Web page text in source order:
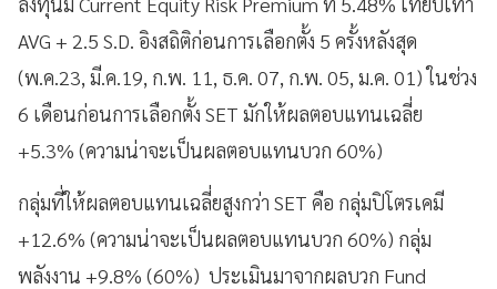
AVG + 2.5 S.D. อิงสถิติก่อนการเลือกตั้ง 5 ครั้งหลังสุด
(พ.ค.23, มี.ค.19, ก.พ. 11, ธ.ค. 07, ก.พ. 05, ม.ค. 01) ในช่วง
6 เดือนก่อนการเลือกตั้ง SET มักให้ผลตอบแทนเฉลี่ย
+5.3% (ความน่าจะเป็นผลตอบแทนบวก 60%)
กลุ่มที่ให้ผลตอบแทนเฉลี่ยสูงกว่า SET คือ กลุ่มปิโตรเคมี
+12.6% (ความน่าจะเป็นผลตอบแทนบวก 60%) กลุ่ม
พลังงาน +9.8% (60%) ประเมินมาจากผลบวก Fund